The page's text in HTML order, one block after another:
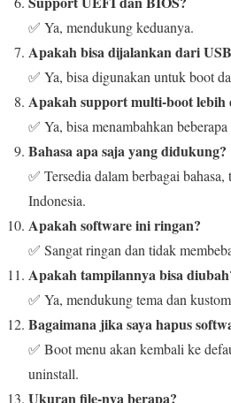
✅ Ya, mendukung keduanya.
Apakah bisa dijalankan dari
✅ Ya, bisa digunakan untuk boot
Apakah support multi-boot lebih
✅ Ya, bisa menambahkan
Bahasa apa saja yang didukung?
✅ Tersedia dalam berbagai bahasa,
Indonesia.
Apakah software ini ringan?
✅ Sangat ringan dan tidak
Apakah tampilannya bisa
✅ Ya, mendukung tema dan
Bagaimana jika saya hapus
✅ Boot menu akan kembali ke
uninstall.
Ukuran file-nya berapa?